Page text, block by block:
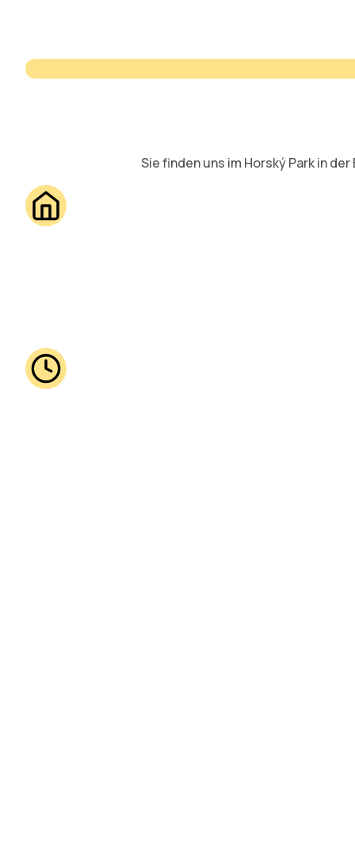
Sie finden uns im Horský Park in